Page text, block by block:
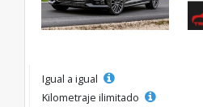
Igual a igual
Kilometraje ilimitado